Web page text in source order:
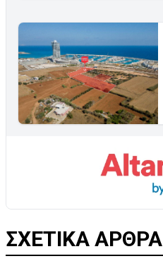
ΣΧΕΤΙΚΑ ΑΡΘΡΑ